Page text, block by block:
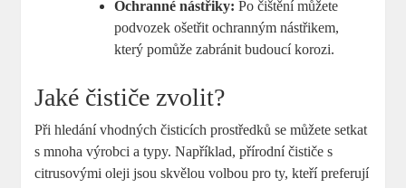
Ochranné nástřiky: Po čištění můžete
podvozek ošetřit ochranným nástřikem,
který pomůže zabránit budoucí korozi.
Jaké čističe zvolit?
Při hledání vhodných čisticích prostředků se můžete setkat
s mnoha výrobci a typy. Například, přírodní čističe s
citrusovými oleji jsou skvělou volbou pro ty, kteří preferují